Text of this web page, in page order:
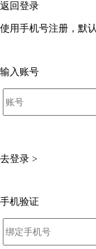
返回登录
使用手机号注册，默
输入账号
去登录 >
手机验证